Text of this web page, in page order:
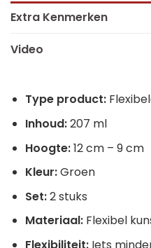
Extra Kenmerken
Video
Type product:
Inhoud:207 ml
Hoogte:12 cm – 9 cm
Kleur:Groen
Set:2 stuks
Materiaal:Flexibel